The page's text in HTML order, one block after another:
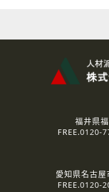
資料送付、受講相談
その他、お問い合わ
なお、ご連絡手段は、
2.個人情報の第三者提供
ご提供いただいた個人
3.個人情報の取り扱い
弊社の定める個人情報
人情報を委託する場合
福井県
FREE.0120-
愛知県名古
FREE.0120-